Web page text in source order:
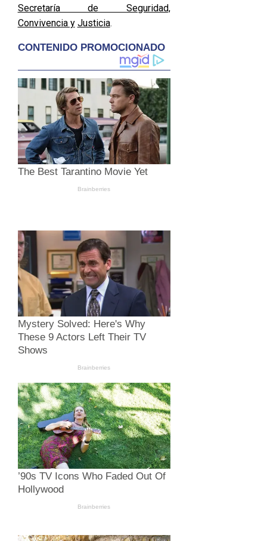
Secretaría de Seguridad,
Convivencia y Justicia.